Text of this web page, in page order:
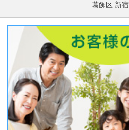
葛飾区 新宿